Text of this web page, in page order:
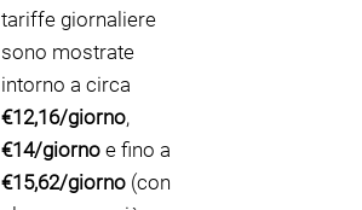
tariffe giornaliere
sono mostrate
intorno a circa
€12,16/giorno,
€14/giorno e fino a
€15,62/giorno (con